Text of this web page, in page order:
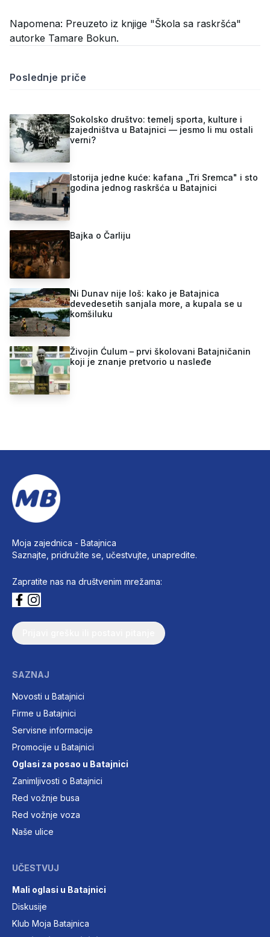
Napomena: Preuzeto iz knjige "Škola sa raskršća"
autorke Tamare Bokun.
Poslednje priče
Sokolsko društvo: temelj sporta, kulture i
zajedništva u Batajnici — jesmo li mu ostali
verni?
Istorija jedne kuće: kafana „Tri Sremca" i sto
godina jednog raskršća u Batajnici
Bajka o Čarliju
Ni Dunav nije loš: kako je Batajnica
devedesetih sanjala more, a kupala se u
komšiluku
Živojin Ćulum – prvi školovani Batajničanin
koji je znanje pretvorio u nasleđe
Moja zajednica - Batajnica
Saznajte, pridružite se, učestvujte, unapredite.
Zapratite nas na društvenim mrežama:
SAZNAJ
Novosti u Batajnici
Firme u Batajnici
Servisne informacije
Promocije u Batajnici
Oglasi za posao u Batajnici
Zanimljivosti o Batajnici
Red vožnje busa
Red vožnje voza
Naše ulice
UČESTVUJ
Mali oglasi u Batajnici
Diskusije
Klub Moja Batajnica